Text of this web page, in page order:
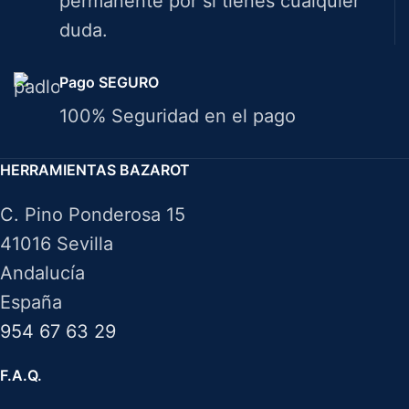
duda.
Pago SEGURO
100% Seguridad en el pago
HERRAMIENTAS BAZAROT
C. Pino Ponderosa 15
41016 Sevilla
Andalucía
España
954 67 63 29
F.A.Q.